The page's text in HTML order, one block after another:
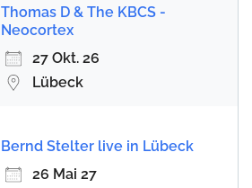
Thomas D & The KBCS -
Neocortex
27 Okt. 26
Lübeck
Bernd Stelter live in Lübeck
26 Mai 27